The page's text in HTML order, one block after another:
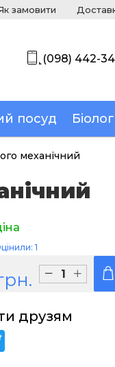
замовити
(098) 442-
посуд
механічний
1
друзям